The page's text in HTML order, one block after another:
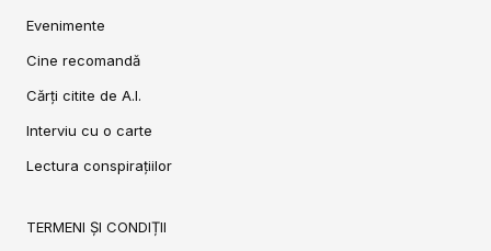
Evenimente
Cine recomandă
Cărți citite de A.I.
Interviu cu o carte
Lectura conspirațiilor
TERMENI ȘI CONDIȚII